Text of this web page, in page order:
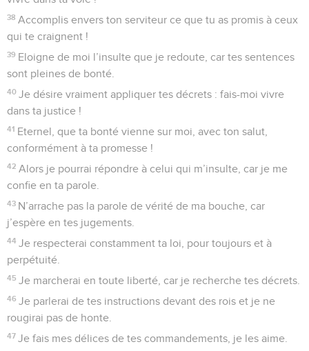
38 Accomplis envers ton serviteur ce que tu as promis à ceux
qui te craignent !
39 Eloigne de moi l’insulte que je redoute, car tes sentences
sont pleines de bonté.
40 Je désire vraiment appliquer tes décrets : fais-moi vivre
dans ta justice !
41 Eternel, que ta bonté vienne sur moi, avec ton salut,
conformément à ta promesse !
42 Alors je pourrai répondre à celui qui m’insulte, car je me
confie en ta parole.
43 N’arrache pas la parole de vérité de ma bouche, car
j’espère en tes jugements.
44 Je respecterai constamment ta loi, pour toujours et à
perpétuité.
45 Je marcherai en toute liberté, car je recherche tes décrets.
46 Je parlerai de tes instructions devant des rois et je ne
rougirai pas de honte.
47 Je fais mes délices de tes commandements, je les aime.